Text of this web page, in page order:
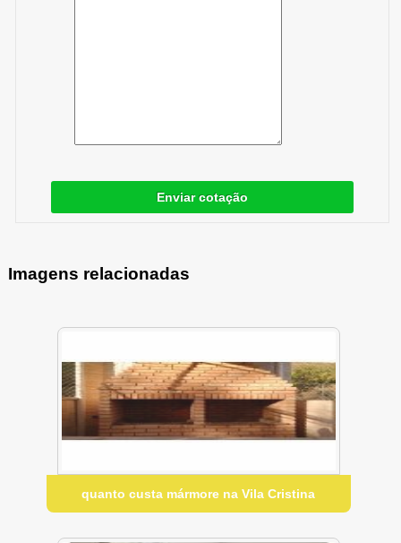
Enviar cotação
Imagens relacionadas
quanto custa mármore na Vila Cristina